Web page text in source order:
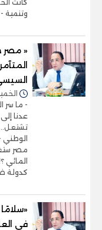
كانت
وتنمية
« مصر
الخميس 14/أغسطس/
- ما سر
عدنا
تشتعل..
مصر
المائي
كدولة
في